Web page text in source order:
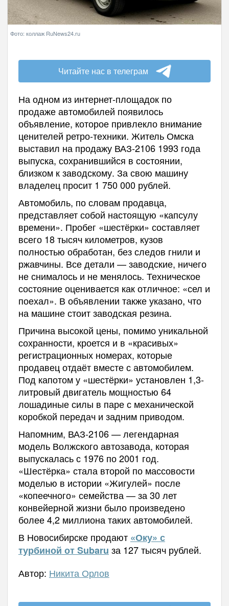
Фото: коллаж RuNews24.ru
Читайте нас в телеграм
На одном из интернет-площадок по
продаже автомобилей появилось
объявление, которое привлекло внимание
ценителей ретро-техники. Житель Омска
выставил на продажу ВАЗ-2106 1993 года
выпуска, сохранившийся в состоянии,
близком к заводскому. За свою машину
владелец просит 1 750 000 рублей.
Автомобиль, по словам продавца,
представляет собой настоящую «капсулу
времени». Пробег «шестёрки» составляет
всего 18 тысяч километров, кузов
полностью обработан, без следов гнили и
ржавчины. Все детали — заводские, ничего
не снималось и не менялось. Техническое
состояние оценивается как отличное: «сел и
поехал». В объявлении также указано, что
на машине стоит заводская резина.
Причина высокой цены, помимо уникальной
сохранности, кроется и в «красивых»
регистрационных номерах, которые
продавец отдаёт вместе с автомобилем.
Под капотом у «шестёрки» установлен 1,3-
литровый двигатель мощностью 64
лошадиные силы в паре с механической
коробкой передач и задним приводом.
Напомним, ВАЗ-2106 — легендарная
модель Волжского автозавода, которая
выпускалась с 1976 по 2001 год.
«Шестёрка» стала второй по массовости
моделью в истории «Жигулей» после
«копеечного» семейства — за 30 лет
конвейерной жизни было произведено
более 4,2 миллиона таких автомобилей.
В Новосибирске продают «Оку» с
турбиной от Subaru за 127 тысяч рублей.
Автор: Никита Орлов